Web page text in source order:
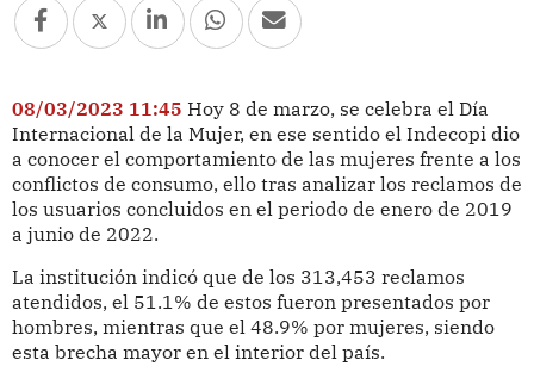
08/03/2023 11:45 Hoy 8 de marzo, se celebra el Día
Internacional de la Mujer, en ese sentido el Indecopi dio
a conocer el comportamiento de las mujeres frente a los
conflictos de consumo, ello tras analizar los reclamos de
los usuarios concluidos en el periodo de enero de 2019
a junio de 2022.
La institución indicó que de los 313,453 reclamos
atendidos, el 51.1% de estos fueron presentados por
hombres, mientras que el 48.9% por mujeres, siendo
esta brecha mayor en el interior del país.